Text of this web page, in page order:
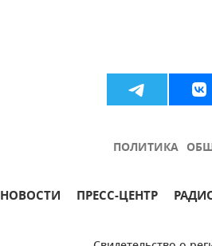
ПОЛИТИКА
НОВОСТИ ПРЕСС-ЦЕНТР